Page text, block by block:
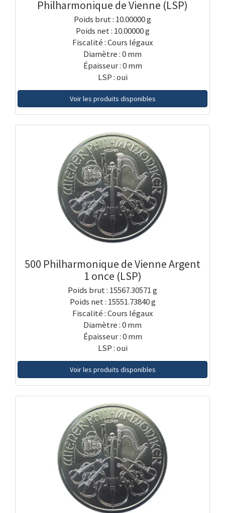
Philharmonique de Vienne (LSP)
Poids brut : 10.00000 g
Poids net : 10.00000 g
Fiscalité : Cours légaux
Diamètre : 0 mm
Épaisseur : 0 mm
LSP : oui
Voir les produits disponibles
500 Philharmonique de Vienne Argent
1 once (LSP)
Poids brut : 15567.30571 g
Poids net : 15551.73840 g
Fiscalité : Cours légaux
Diamètre : 0 mm
Épaisseur : 0 mm
LSP : oui
Voir les produits disponibles